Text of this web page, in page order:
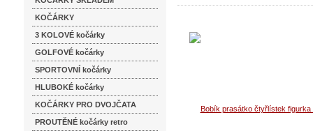
KOČÁRKY
3 KOLOVÉ kočárky
GOLFOVÉ kočárky
SPORTOVNÍ kočárky
HLUBOKÉ kočárky
KOČÁRKY PRO DVOJČATA
PROUTĚNÉ kočárky retro